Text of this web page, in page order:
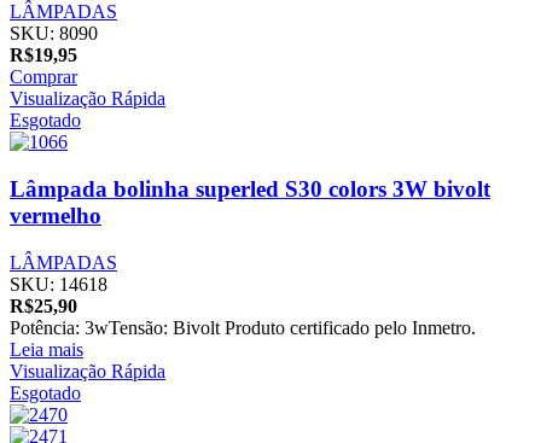
LÂMPADAS
SKU: 8090
R$19,95
Comprar
Visualização Rápida
Esgotado
Lâmpada bolinha superled S30 colors 3W bivolt
vermelho
LÂMPADAS
SKU: 14618
R$25,90
Potência: 3wTensão: Bivolt Produto certificado pelo Inmetro.
Leia mais
Visualização Rápida
Esgotado